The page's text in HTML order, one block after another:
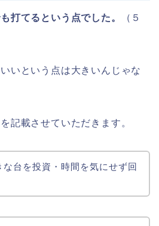
打てるという点でした。
（５
いという点は大きいんじゃな
記載させていただきます。
な台を投資・時間を気にせず回